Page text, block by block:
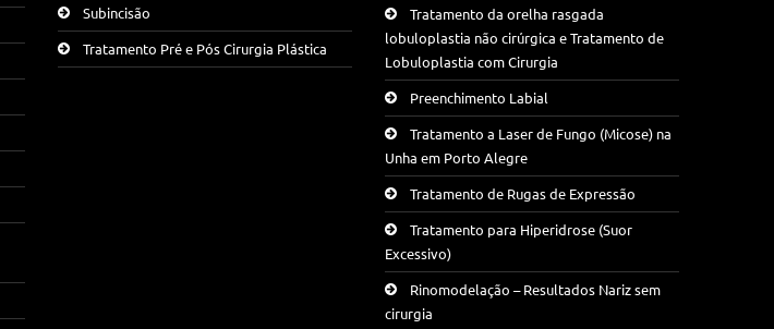
Subincisão
Tratamento Pré e Pós Cirurgia Plástica
Tratamento da orelha rasgada
lobuloplastia não cirúrgica e Tratamento de
Lobuloplastia com Cirurgia
Preenchimento Labial
Tratamento a Laser de Fungo (Micose) na
Unha em Porto Alegre
Tratamento de Rugas de Expressão
Tratamento para Hiperidrose (Suor
Excessivo)
Rinomodelação – Resultados Nariz sem
cirurgia